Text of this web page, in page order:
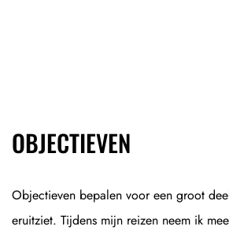
OBJECTIEVEN
Objectieven bepalen voor een groot
eruitziet. Tijdens mijn reizen neem ik